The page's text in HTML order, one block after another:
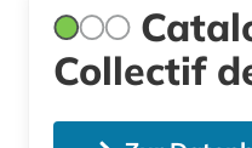
Collectif